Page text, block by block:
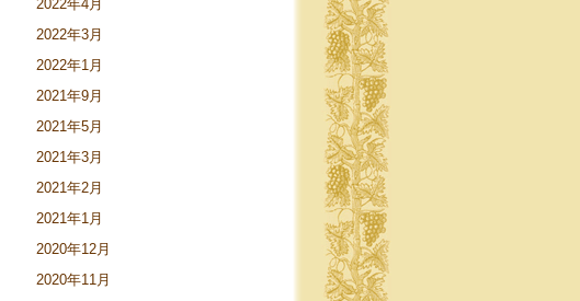
2022年4月
2022年3月
2022年1月
2021年9月
2021年5月
2021年3月
2021年2月
2021年1月
2020年12月
2020年11月